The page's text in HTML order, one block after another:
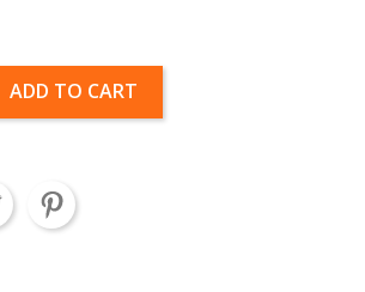
ADD TO CART